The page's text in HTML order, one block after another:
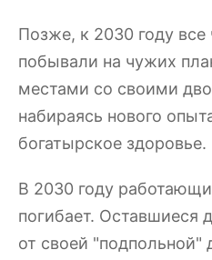
Позже, к 2030 году все
побывали на чужих
местами со своими
набираясь нового
богатырское здоровье.
В 2030 году
погибает. Оставшиеся
от своей "подпольной"